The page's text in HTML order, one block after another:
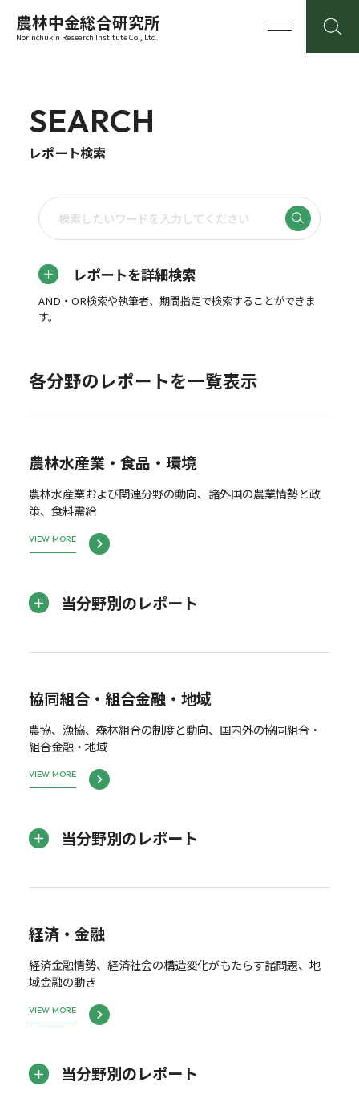
農林中金総合研究所
Norinchukin Research Institute Co., Ltd.
SEARCH
レポート検索
レポートを詳細検索
AND・OR検索や執筆者、期間指定で検索することができま
す。
各分野のレポートを一覧表示
農林水産業・食品・環境
農林水産業および関連分野の動向、諸外国の農業情勢と政
策、食料需給
VIEW MORE
当分野別のレポート
協同組合・組合金融・地域
農協、漁協、森林組合の制度と動向、国内外の協同組合・
組合金融・地域
VIEW MORE
当分野別のレポート
経済・金融
経済金融情勢、経済社会の構造変化がもたらす諸問題、地
域金融の動き
VIEW MORE
当分野別のレポート